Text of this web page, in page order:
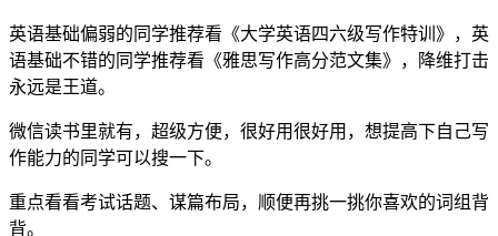
英语基础偏弱的同学推荐看《大学英语四六级写作特训》，英
语基础不错的同学推荐看《雅思写作高分范文集》，降维打击
永远是王道。
微信读书里就有，超级方便，很好用很好用，想提高下自己写
作能力的同学可以搜一下。
重点看看考试话题、谋篇布局，顺便再挑一挑你喜欢的词组背
背。